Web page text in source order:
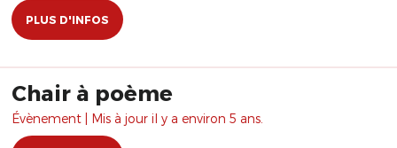
PLUS D'INFOS
Chair à poème
Évènement | Mis à jour il y a environ 5 ans.